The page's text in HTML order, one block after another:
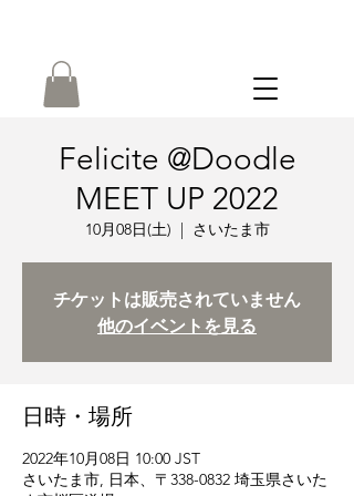
Felicite @Doodle
MEET UP 2022
10月08日(土)
  |
さいたま市
チケットは販売されていません
他のイベントを見る
日時・場所
2022年10月08日 10:00 JST
さいたま市, 日本、〒338-0832 埼玉県さいた